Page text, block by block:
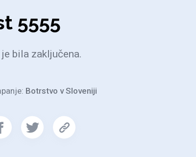
5555
bila zaključena.
Botrstvo v Sloveniji